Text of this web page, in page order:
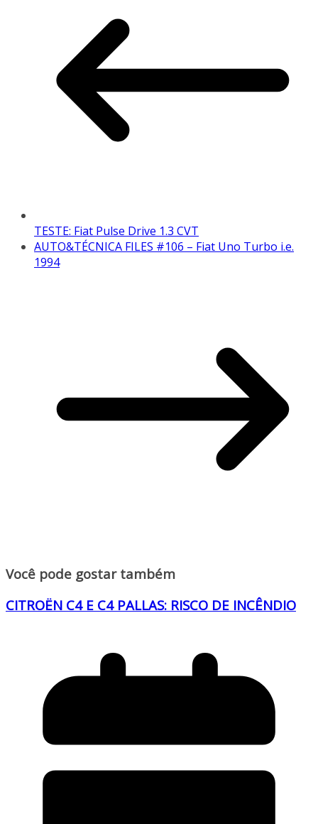
TESTE: Fiat Pulse Drive 1.3 CVT
AUTO&TÉCNICA FILES #106 – Fiat Uno Turbo i.e.
1994
Você pode gostar também
CITROËN C4 E C4 PALLAS: RISCO DE INCÊNDIO